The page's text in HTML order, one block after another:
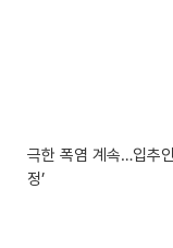
극한 폭염 계속…입추
정’